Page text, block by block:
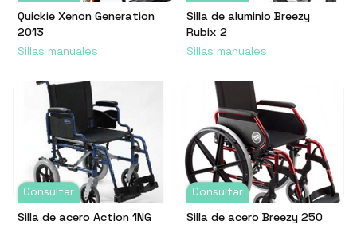
Quickie Xenon Generation
2013
Sillas manuales
Silla de aluminio Breezy
Rubix 2
Sillas manuales
Silla de acero Action 1NG
Consultar
Silla de acero Breezy 250
Consultar